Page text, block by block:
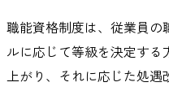
職能資格制度は、従業員
ルに応じて等級を決定す
上がり、それに応じた処遇